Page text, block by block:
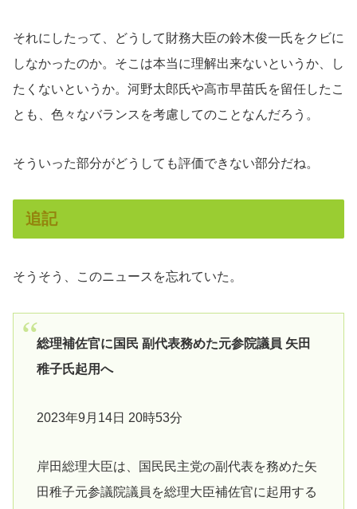
それにしたって、どうして財務大臣の鈴木俊一氏をクビに
しなかったのか。そこは本当に理解出来ないというか、し
たくないというか。河野太郎氏や高市早苗氏を留任したこ
とも、色々なバランスを考慮してのことなんだろう。
そういった部分がどうしても評価できない部分だね。
追記
そうそう、このニュースを忘れていた。
総理補佐官に国民 副代表務めた元参院議員 矢田
稚子氏起用へ
2023年9月14日 20時53分
岸田総理大臣は、国民民主党の副代表を務めた矢
田稚子元参議院議員を総理大臣補佐官に起用する